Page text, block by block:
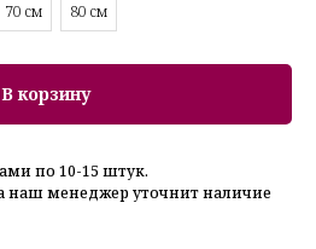
70 см 80 см
В корзину
по 10-15 штук.
наш менеджер уточнит наличие